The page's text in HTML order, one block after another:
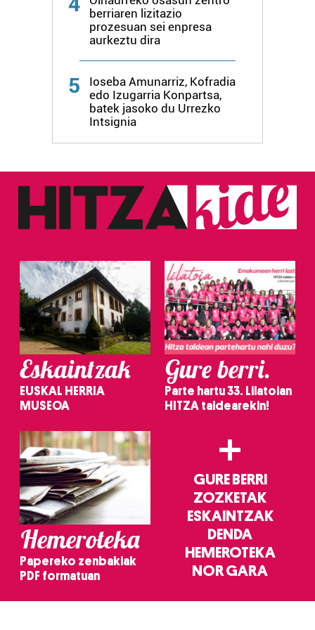
berriaren lizitazio
prozesuan sei enpresa
aurkeztu dira
5
Ioseba Amunarriz, Kofradia
edo Izugarria Konpartsa,
batek jasoko du Urrezko
Intsignia
Eskaintzak
EUSKAL HERRIA
MUSEOA
Gure berri.
Parte hartu 33. Lilatoian
HITZA taldearekin!
Hemeroteka
Papereko zenbakiak
PDF formatuan
+
GURE BERRI
ZOZKETAK
ESKAINTZAK
DENDA
HEMEROTEKA
NOR GARA